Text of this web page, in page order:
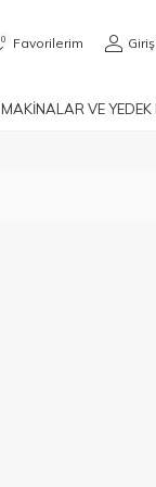
0 Favorilerim
MAKİNALAR VE